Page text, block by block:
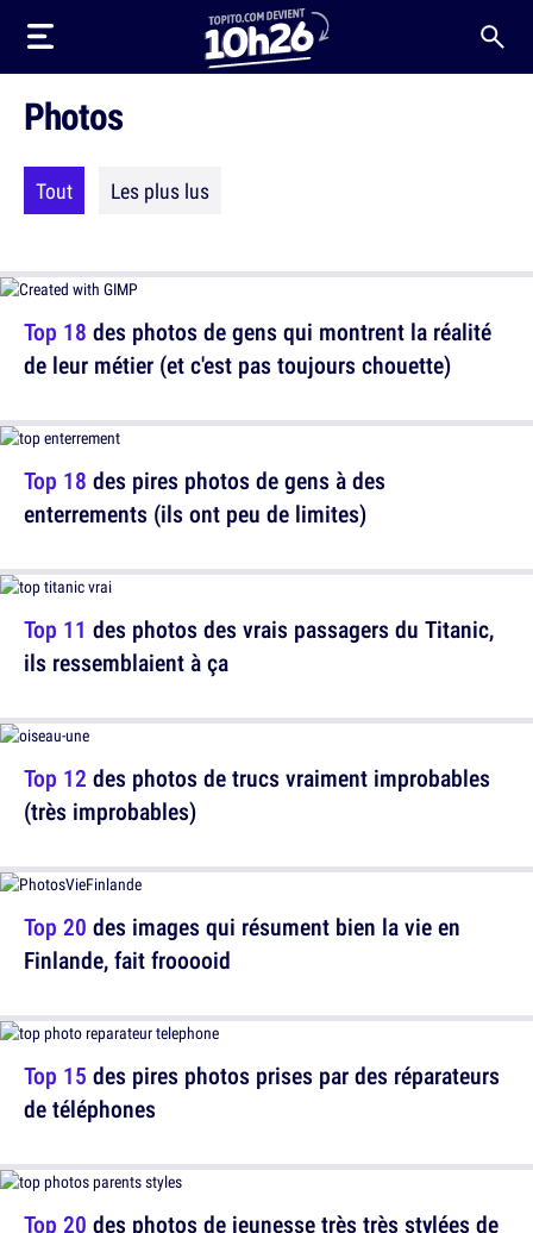
Photos
Tout Les plus lus
Top 18 des photos de gens qui montrent la réalité
de leur métier (et c'est pas toujours chouette)
Top 18 des pires photos de gens à des
enterrements (ils ont peu de limites)
Top 12 des photos de trucs vraiment improbables
(très improbables)
Top 15 des pires photos prises par des réparateurs
de téléphones
Top 11 des photos des vrais passagers du Titanic,
ils ressemblaient à ça
Top 20 des images qui résument bien la vie en
Finlande, fait frooooid
Top 20 des photos de jeunesse très très stylées de